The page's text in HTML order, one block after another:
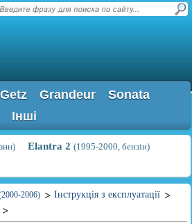
Getz Grandeur
Sonata
Інші
Elantra 2 (1995-2000, бензін)
2006)
Інструкція з експлуатації